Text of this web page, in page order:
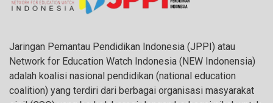
Jaringan Pemantau Pendidikan Indonesia (JPPI) atau
Network for Education Watch Indonesia (NEW Indonensia)
adalah koalisi nasional pendidikan (national education
coalition) yang terdiri dari berbagai organisasi masyarakat